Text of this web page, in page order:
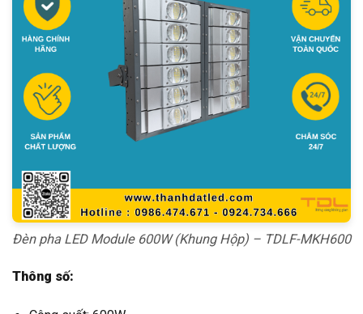
Đèn pha LED Module 600W (Khung Hộp) – TDLF-MKH600
Thông số: